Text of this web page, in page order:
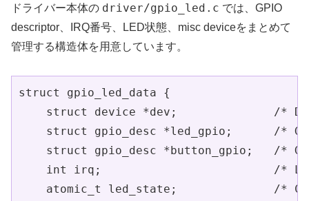
ドライバー本体の driver/gpio_led.c では、GPIO
descriptor、IRQ番号、LED状態、misc deviceをまとめて
管理する構造体を用意しています。
struct gpio_led_data {
struct device *dev;              /*
struct gpio_desc *led_gpio;      /*
struct gpio_desc *button_gpio;   /*
int irq;                         /*
atomic_t led_state;              /*